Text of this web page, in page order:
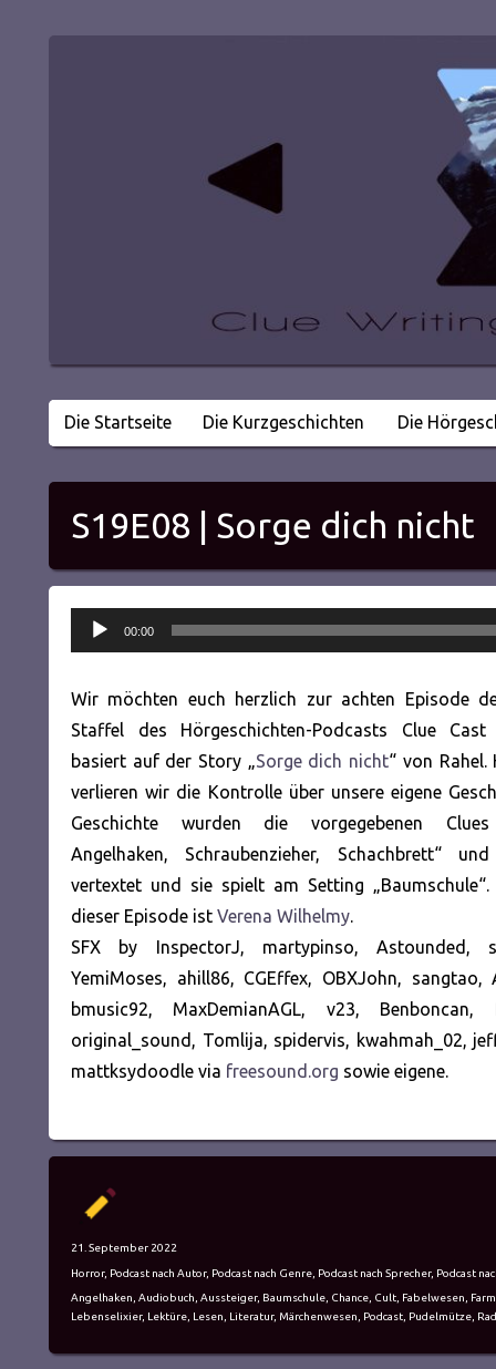
Clue Writing
Die Startseite Die Kurzgeschichten Die
S19E08 | Sorge dich nicht
Audio-
Player
00:00
Wir möchten euch herzlich zur achten Episode
Staffel des Hörgeschichten-Podcasts Clue Cast
basiert auf der Story „Sorge dich nicht“ von
verlieren wir die Kontrolle über unsere eigene
Geschichte wurden die vorgegebenen Clues
Angelhaken, Schraubenzieher, Schachbrett“ und
vertextet und sie spielt am Setting „Baumschule“.
dieser Episode ist Verena Wilhelmy.
SFX by InspectorJ, martypinso, Astounded,
YemiMoses, ahill86, CGEffex, OBXJohn,
bmusic92, MaxDemianAGL, v23,
original_sound, Tomlija, spidervis, kwahmah_02,
mattksydoodle via freesound.org sowie eigene.
Veröffentlicht
21. September 2022
Kategorien
Horror, Podcast nach Autor, Podcast nach Genre Podcast nach Sprecher, Podcast
Schlagwörter
Angelhaken Audiobuch Aussteiger, Baumschule Chance Cult Fabelwesen Farm
Lebenselixier, Lektüre Lesen Literatur, Märchenwesen Podcast Pudelmütze